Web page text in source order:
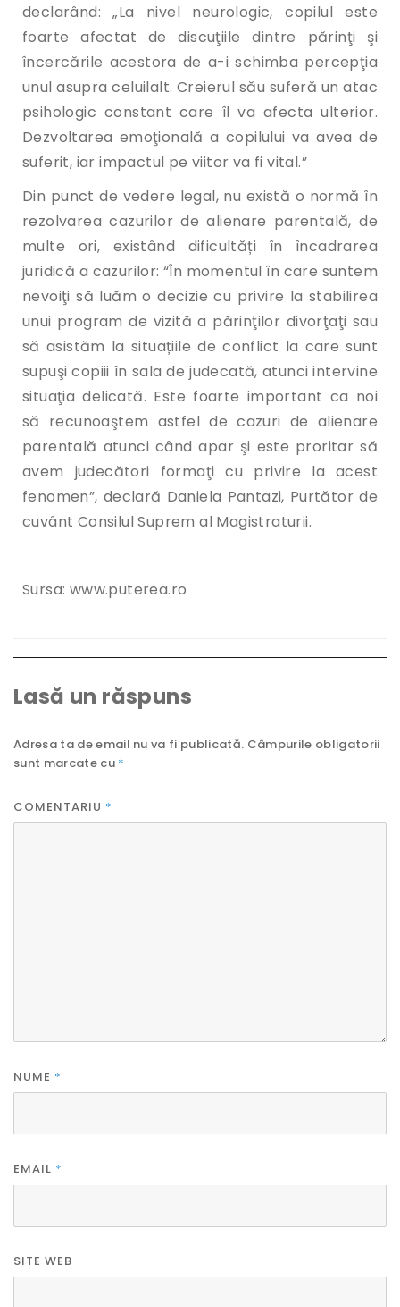
declarând: „La nivel neurologic, copilul este
foarte afectat de discuţiile dintre părinţi şi
încercările acestora de a-i schimba percepţia
unul asupra celuilalt. Creierul său suferă un atac
psihologic constant care îl va afecta ulterior.
Dezvoltarea emoţională a copilului va avea de
suferit, iar impactul pe viitor va fi vital.”
Din punct de vedere legal, nu există o normă în
rezolvarea cazurilor de alienare parentală, de
multe ori, existând dificultăți în încadrarea
juridică a cazurilor: “În momentul în care suntem
nevoiţi să luăm o decizie cu privire la stabilirea
unui program de vizită a părinţilor divorţaţi sau
să asistăm la situațiile de conflict la care sunt
supuşi copiii în sala de judecată, atunci intervine
situaţia delicată. Este foarte important ca noi
să recunoaştem astfel de cazuri de alienare
parentală atunci când apar şi este proritar să
avem judecători formaţi cu privire la acest
fenomen”, declară Daniela Pantazi, Purtător de
cuvânt Consilul Suprem al Magistraturii.
Sursa: www.puterea.ro
Lasă un răspuns
Adresa ta de email nu va fi publicată. Câmpurile obligatorii
sunt marcate cu *
COMENTARIU *
NUME *
EMAIL *
SITE WEB